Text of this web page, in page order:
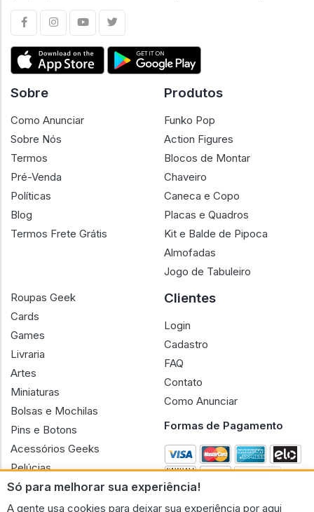
Só para melhorar sua experiência!
A gente usa cookies para deixar sua experiência por aqui
Sobre
Como Anunciar
Sobre Nós
Termos
Pré-Venda
Políticas
Blog
Termos Frete Grátis
Produtos
Funko Pop
Action Figures
Blocos de Montar
Chaveiro
Caneca e Copo
Placas e Quadros
Kit e Balde de Pipoca
Almofadas
Jogo de Tabuleiro
Roupas Geek
Cards
Games
Livraria
Artes
Miniaturas
Bolsas e Mochilas
Pins e Botons
Acessórios Geeks
Pelúcias
Bonecas
Clientes
Login
Cadastro
FAQ
Contato
Como Anunciar
Formas de Pagamento